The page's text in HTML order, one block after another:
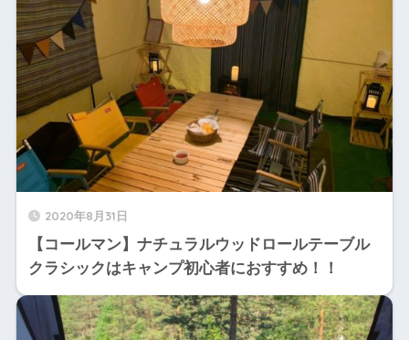
2020年8月31日
【コールマン】ナチュラルウッドロールテーブル
クラシックはキャンプ初心者におすすめ！！